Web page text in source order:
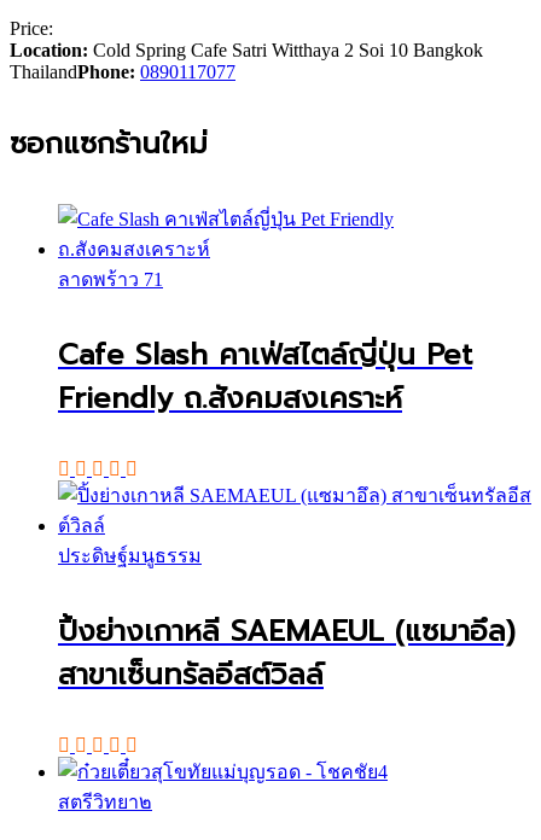
Price:
Location: Cold Spring Cafe Satri Witthaya 2 Soi 10 Bangkok
ThailandPhone: 0890117077
ซอกแซกร้านใหม่
ลาดพร้าว 71
Cafe Slash คาเฟ่สไตล์ญี่ปุ่น Pet
Friendly ถ.สังคมสงเคราะห์
ประดิษฐ์มนูธรรม
ปิ้งย่างเกาหลี SAEMAEUL (แซมาอึล)
สาขาเซ็นทรัลอีสต์วิลล์
สตรีวิทยา๒